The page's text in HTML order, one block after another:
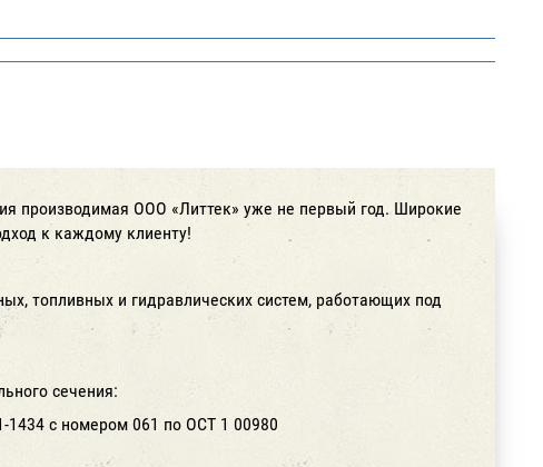
производимая ООО «Литтек» уже не первый год. Широкие
к каждому клиенту!
топливных и гидравлических систем, работающих под
сечения:
1434 с номером 061 по ОСТ 1 00980